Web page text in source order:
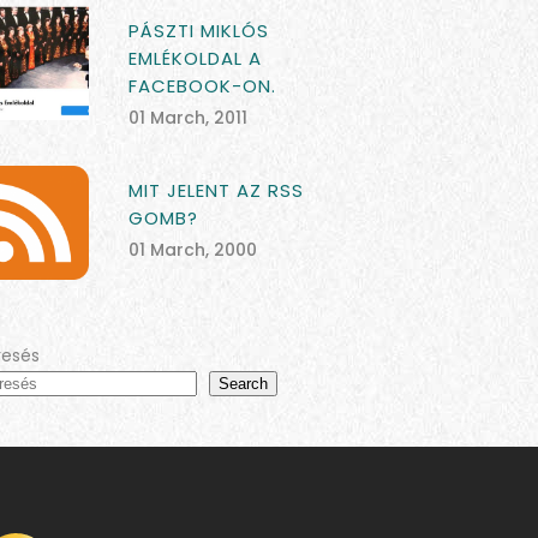
PÁSZTI MIKLÓS
EMLÉKOLDAL A
FACEBOOK-ON.
01 March, 2011
MIT JELENT AZ RSS
GOMB?
01 March, 2000
Search